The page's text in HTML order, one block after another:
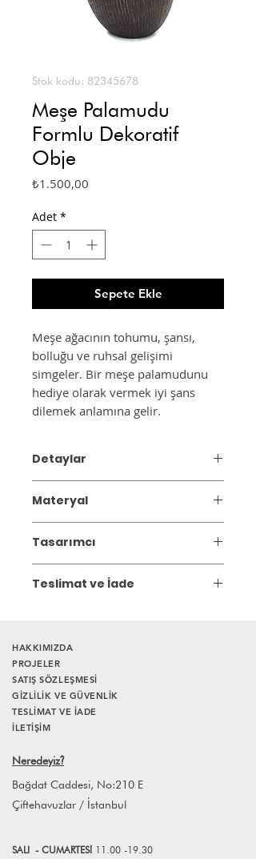
Stok kodu: 82345678
Meşe Palamudu
Formlu Dekoratif
Obje
₺1.500,00
Adet *
Sepete Ekle
Meşe ağacının tohumu, şansı,
bolluğu ve ruhsal gelişimi
simgeler. Bir meşe palamudunu
hediye olarak vermek iyi şans
dilemek anlamına gelir.
Detaylar
Renk: Vizon
Ürün Ebatı: 12-14 cm
*Ürünler el yapımı olduğundan
Materyal
Tasarımcı
Teslimat ve İade
İade Süresi:
siparişi teslim aldığınız tarihten itibaren
14 gün içerisinde iade edebilirsiniz.
Ürünlerin iade edilebilmesi için iade
koşullarına uyması gerekmektedir.
HAKKIMIZDA
PROJELER
SATIŞ SÖZLEŞMESİ
GİZLİLİK VE GÜVENLİK
TESLİMAT VE İADE
İLETİŞİM
Neredeyiz?
Bağdat Caddesi, No:210 E
Çiftehavuzlar / İstanbul
SALI - CUMARTESİ 11.00 -19.30